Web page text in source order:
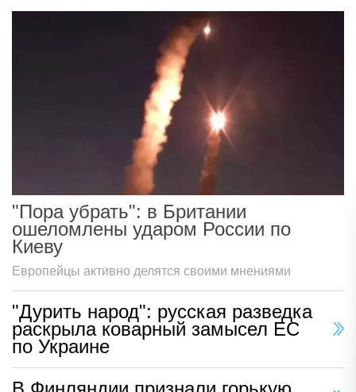
"Пора убрать": в Британии
ошеломлены ударом России по
Киеву
Европейцы активно делятся своими мнениями
"Дурить народ": русская разведка
раскрыла коварный замысел ЕС
по Украине